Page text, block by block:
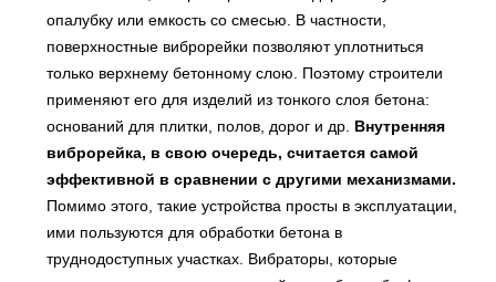
опалубку или емкость со смесью. В частности,
поверхностные виброрейки позволяют уплотниться
только верхнему бетонному слою. Поэтому строители
применяют его для изделий из тонкого слоя бетона:
оснований для плитки, полов, дорог и др. Внутренняя
виброрейка, в свою очередь, считается самой
эффективной в сравнении с другими механизмами.
Помимо этого, такие устройства просты в эксплуатации,
ими пользуются для обработки бетона в
труднодоступных участках. Вибраторы, которые